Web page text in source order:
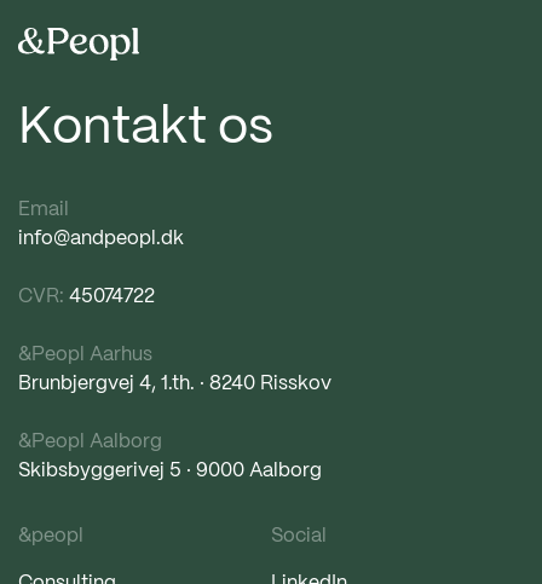
Kontakt os
Email
info@andpeopl.dk
CVR: 45074722
&Peopl Aarhus
Brunbjergvej 4, 1.th. · 8240 Risskov
&Peopl Aalborg
Skibsbyggerivej 5 · 9000 Aalborg
&peopl Social